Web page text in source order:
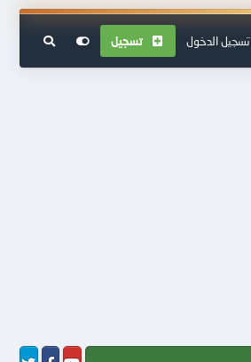
تسجيل الدخول تسجيل